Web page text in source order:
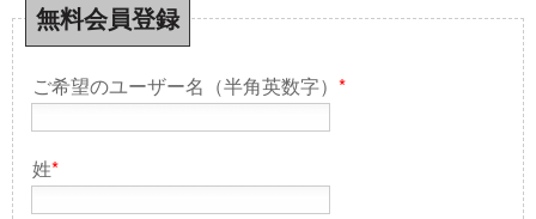
無料会員登録
ご希望のユーザー名（半角英数字） *
姓*